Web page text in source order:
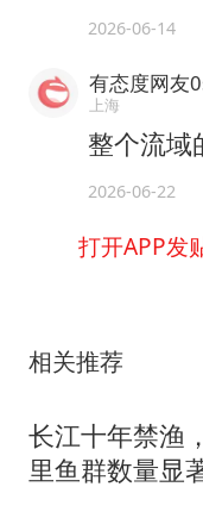
2026-06-14
有态度网友
上海
整个流域
2026-06-22
打开APP发
相关推荐
长江十年禁渔
里鱼群数量显